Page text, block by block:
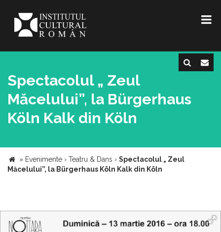
Spectacolul „ Zeul
Măcelului”, la Bürgerhaus
Köln Kalk din Köln
» Evenimente › Teatru & Dans › Spectacolul „ Zeul
Măcelului”, la Bürgerhaus Köln Kalk din Köln